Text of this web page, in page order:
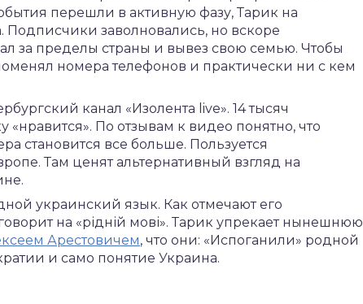
перешли в активную фазу, Тарик на
Подписчики заволновались, но вскоре
за пределы страны и вывез свою семью. Чтобы
номера телефонов и практически ни с кем
канал «Изолента live». 14 тысяч
«нравится». По отзывам к видео понятно, что
становится все больше. Пользуется
Там ценят альтернативный взгляд на
украинский язык. Как отмечают его
на «рідній мові». Тарик упрекает нынешнюю
Арестовичем, что они: «Испоганили» родной
и само понятие Украина.